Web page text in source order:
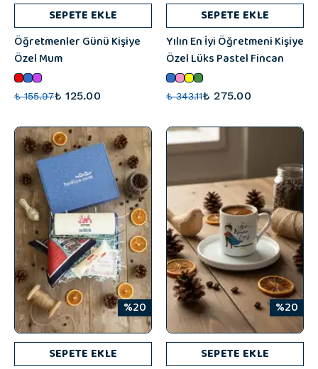
SEPETE EKLE
Öğretmenler Günü Kişiye
Özel Mum
₺ 155.97₺ 125.00
SEPETE EKLE
Yılın En İyi Öğretmeni Kişiye
Özel Lüks Pastel Fincan
₺ 343.11₺ 275.00
%20
SEPETE EKLE
%20
SEPETE EKLE